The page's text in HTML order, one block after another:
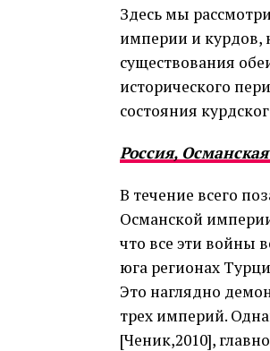
Здесь мы
империи и курдов,
существования
исторического
состояния
Россия,
В течение всего
Османской
что все эти войны
юга регионах
Это наглядно
трех империй.
[Ченик,2010],